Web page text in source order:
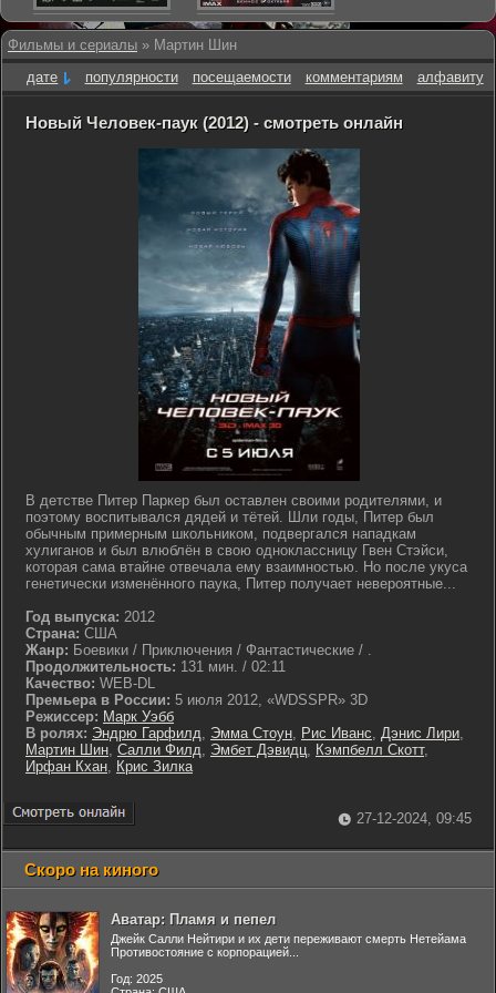
Фильмы и сериалы » Мартин Шин
дате
популярности посещаемости комментариям алфавиту
Новый Человек-паук (2012) - смотреть онлайн
В детстве Питер Паркер был оставлен своими родителями, и
поэтому воспитывался дядей и тётей. Шли годы, Питер был
обычным примерным школьником, подвергался нападкам
хулиганов и был влюблён в свою одноклассницу Гвен Стэйси,
которая сама втайне отвечала ему взаимностью. Но после укуса
генетически изменённого паука, Питер получает невероятные...
Год выпуска: 2012
Страна: США
Жанр: Боевики / Приключения / Фантастические / .
Продолжительность: 131 мин. / 02:11
Качество: WEB-DL
Премьера в России: 5 июля 2012, «WDSSPR» 3D
Режиссер: Марк Уэбб
В ролях: Эндрю Гарфилд, Эмма Стоун, Рис Иванс, Дэнис Лири,
Мартин Шин, Салли Филд, Эмбет Дэвидц, Кэмпбелл Скотт,
Ирфан Кхан, Крис Зилка
27-12-2024, 09:45
Скоро на киного
Аватар: Пламя и пепел
Джейк Салли Нейтири и их дети переживают смерть Нетейама
Противостояние с корпорацией...
Год: 2025